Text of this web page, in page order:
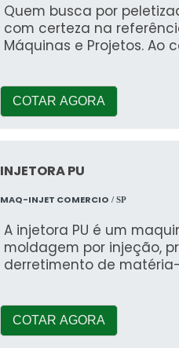
Quem busca por
com certeza na
Máquinas e Projetos. Ao
COTAR AGORA
INJETORA PU
MAQ-INJET COMERCIO / SP
A injetora PU é um
moldagem por injeção,
derretimento de
COTAR AGORA